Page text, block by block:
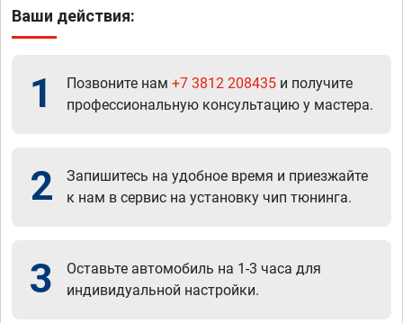
Ваши действия:
1 Позвоните нам +7 3812 208435 и получите
профессиональную консультацию у мастера.
2
Запишитесь на удобное время и приезжайте
к нам в сервис на установку чип тюнинга.
3
Оставьте автомобиль на 1-3 часа для
индивидуальной настройки.